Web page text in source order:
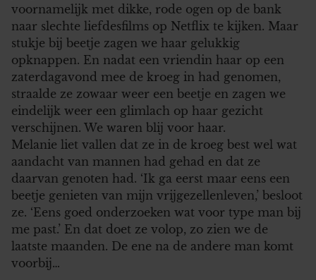
voornamelijk met dikke, rode ogen op de bank
naar slechte liefdesfilms op Netflix te kijken. Maar
stukje bij beetje zagen we haar gelukkig
opknappen. En nadat een vriendin haar op een
zaterdagavond mee de kroeg in had genomen,
straalde ze zowaar weer een beetje en zagen we
eindelijk weer een glimlach op haar gezicht
verschijnen. We waren blij voor haar.
Melanie liet vallen dat ze in de kroeg best wel wat
aandacht van mannen had gehad en dat ze
daarvan genoten had. ‘Ik ga eerst maar eens een
beetje genieten van mijn vrijgezellenleven,’ besloot
ze. ‘Eens goed onderzoeken wat voor type man bij
me past.’ En dat doet ze volop, zo zien we de
laatste maanden. De ene na de andere man komt
voorbij…